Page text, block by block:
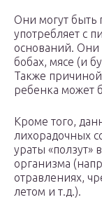
Они могут быть
употребляет с
оснований. Они
бобах, мясе (и
Также
ребенка может
Кроме того,
лихорадочных
ураты «ползут»
организма
отравлениях,
летом и т.д.).